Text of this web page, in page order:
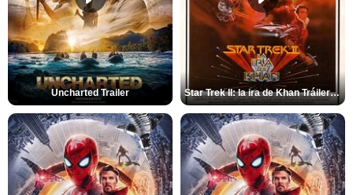
Uncharted Trailer Star Trek II: la ira de Khan Tráiler VO